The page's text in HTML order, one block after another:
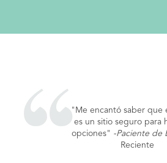
"Me encantó saber que
es un sitio seguro para
opciones" -Paciente de
Reciente